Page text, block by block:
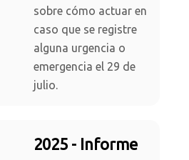
sobre cómo actuar en
caso que se registre
alguna urgencia o
emergencia el 29 de
julio.
2025 - Informe